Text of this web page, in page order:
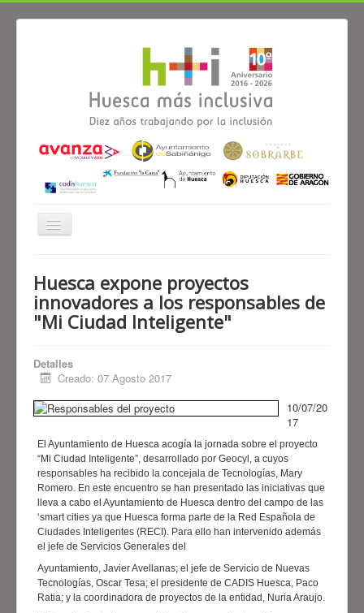
Cambiar
navegación
Noticias Alianzas Participa Diagnóstico
está promovido por el
Ayuntamiento de Huesca
Fundación “la Caixa”, elGobierno
Diputación Provincial
de Huesca, laComarca de
Sobrarbe, elAyuntamiento de
SabiñánigoyCADIS Huescay
cuenta con la colaboración de
Avanza. Pretende conseguir
avances significativos en la
inclusión de las personas con
discapacidad y/o dependencia.
Huesca expone proyectos
innovadores a los responsables de
"Mi Ciudad Inteligente"
Detalles
Creado: 07 Agosto 2017
10/07/20
17
El Ayuntamiento de Huesca acogía la jornada sobre el proyecto
“Mi Ciudad Inteligente”, desarrollado por Geocyl, a cuyos
responsables ha recibido la concejala de Tecnologías, Mary
Romero. En este encuentro se han presentado las iniciativas que
lleva a cabo el Ayuntamiento de Huesca dentro del campo de las
‘smart cities ya que Huesca forma parte de la Red Española de
Ciudades Inteligentes (RECI). Para ello han intervenido además
el jefe de Servicios Generales del
Ayuntamiento, Javier Avellanas; el jefe de Servicio de Nuevas
Tecnologías, Oscar Tesa; el presidente de CADIS Huesca, Paco
Ratia; y la coordinadora de proyectos de la entidad, Nuria Araujo.